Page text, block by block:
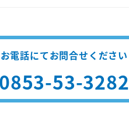
お電話にてお問合せください
0853-53-3282